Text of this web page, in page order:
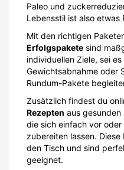
Paleo und
Lebensstil ist also etwas
Mit den richtigen
Erfolgspakete sind
individuellen Ziele, sei
Gewichtsabnahme oder
Rundum-Pakete
Zusätzlich findest du
Rezepten aus
die sich einfach vor oder
zubereiten lassen.
den Tisch und sind
geeignet.